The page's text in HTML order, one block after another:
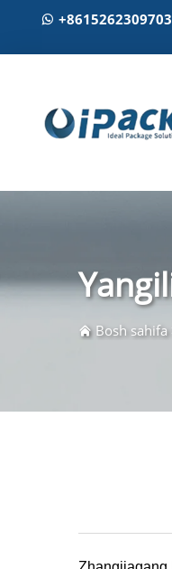
+8615262309703
Bosh sahifa